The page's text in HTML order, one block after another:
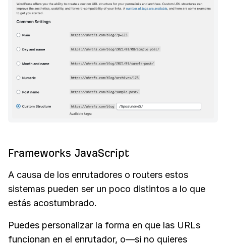
Frameworks JavaScript
A causa de los enrutadores o routers estos
sistemas pueden ser un poco distintos a lo que
estás acostumbrado.
Puedes personalizar la forma en que las URLs
funcionan en el enrutador, o—si no quieres